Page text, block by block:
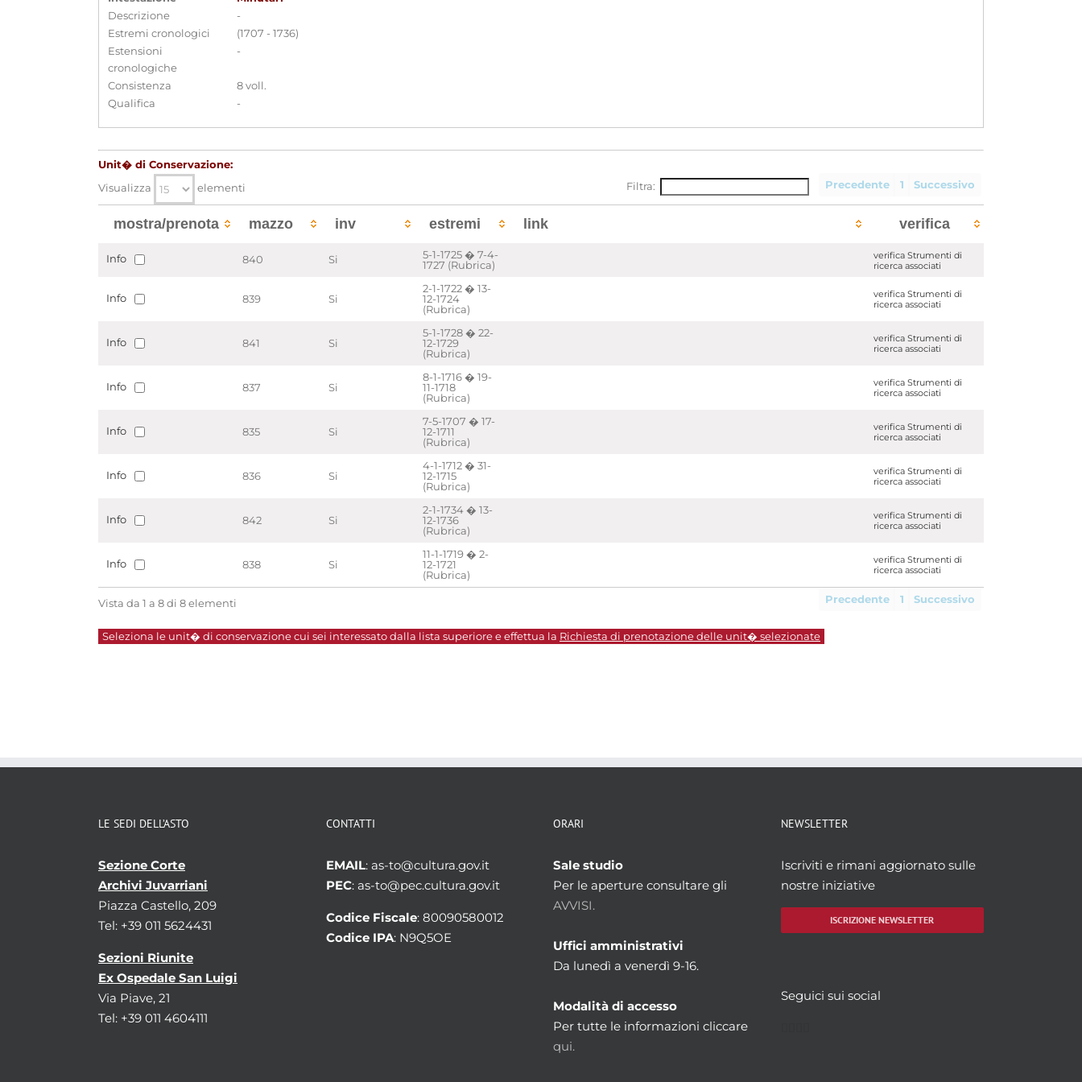
Descrizione
-
Estremi cronologici
(1707 - 1736)
Estensioni
cronologiche
-
Consistenza
8 voll.
Qualifica
-
Unit� di Conservazione:
Precedente
1 Successivo
Visualizza elementi Filtra:
mostra/prenota mazzo inv estremi link verifica
Info 840 Si
5-1-1725 � 7-4-
1727 (Rubrica)
verifica Strumenti di
ricerca associati
Info 839 Si
2-1-1722 � 13-
12-1724
(Rubrica)
verifica Strumenti di
ricerca associati
Info 841 Si
5-1-1728 � 22-
12-1729
(Rubrica)
verifica Strumenti di
ricerca associati
Info 837 Si
8-1-1716 � 19-
11-1718
(Rubrica)
verifica Strumenti di
ricerca associati
Info 835 Si
7-5-1707 � 17-
12-1711
(Rubrica)
verifica Strumenti di
ricerca associati
Info 836 Si
4-1-1712 � 31-
12-1715
(Rubrica)
verifica Strumenti di
ricerca associati
Info 842 Si
2-1-1734 � 13-
12-1736
(Rubrica)
verifica Strumenti di
ricerca associati
Info 838 Si
11-1-1719 � 2-
12-1721
(Rubrica)
verifica Strumenti di
ricerca associati
Vista da 1 a 8 di 8 elementi Precedente 1 Successivo
Seleziona le unit� di conservazione cui sei interessato dalla lista superiore e effettua la Richiesta di prenotazione delle unit� selezionate
LE SEDI DELL’ASTO
Sezione Corte
Archivi Juvarriani
Piazza Castello, 209
Tel: +39 011 5624431
Sezioni Riunite
Ex Ospedale San Luigi
Via Piave, 21
Tel: +39 011 4604111
CONTATTI
EMAIL: as-to@cultura.gov.it
PEC: as-to@pec.cultura.gov.it
Codice Fiscale: 80090580012
Codice IPA: N9Q5OE
ORARI
Sale studio
Per le aperture consultare gli
AVVISI.
Uffici amministrativi
Da lunedì a venerdì 9-16.
Modalità di accesso
Per tutte le informazioni cliccare
qui.
NEWSLETTER
Iscriviti e rimani aggiornato sulle
nostre iniziative
ISCRIZIONE NEWSLETTER
Seguici sui social